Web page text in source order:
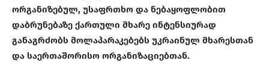
ორგანიზებულ, უსაფრთხო და ნებაყოფლობით
დაბრუნებაზე ქართული მხარე ინტენსიურად
განაგრძობს მოლაპარაკებებს უკრაინულ მხარესთან
და საერთაშორისო ორგანიზაციებთან.